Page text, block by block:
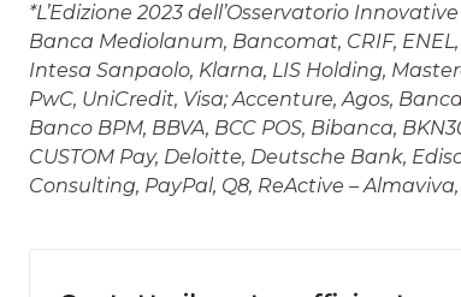
*L’Edizione 2023 dell’Osservatorio
Banca Mediolanum, Bancomat, CRIF,
Intesa Sanpaolo, Klarna, LIS Holding,
PwC, UniCredit, Visa; Accenture, Agos,
Banco BPM, BBVA, BCC POS, Bibanca,
CUSTOM Pay, Deloitte, Deutsche Bank,
Consulting, PayPal, Q8, ReActive –